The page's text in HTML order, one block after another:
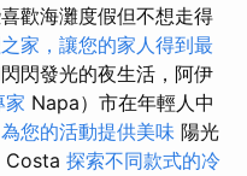
歡海灘度假但不想走得
家，讓您的家人得到最
閃發光的夜生活，阿伊
家 Napa）市在年輕人中
您的活動提供美味 陽光
Costa 探索不同款式的冷